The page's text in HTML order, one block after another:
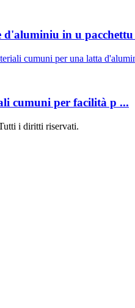
d'aluminiu in u
cumuni per facilità p ...
i diritti riservati.